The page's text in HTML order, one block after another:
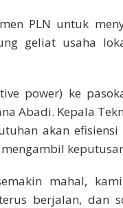
PLN untuk
geliat usaha
power) ke
Abadi. Kepala
akan
mahal,
berjalan, dan